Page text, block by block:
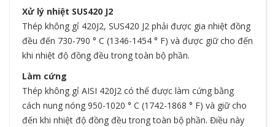
Xử lý nhiệt SUS420 J2
Thép không gỉ 420J2, SUS420 J2 phải được gia nhiệt đồng
đều đến 730-790 ° C (1346-1454 ° F) và được giữ cho đến
khi nhiệt độ đồng đều trong toàn bộ phần.
Làm cứng
Thép không gỉ AISI 420J2 có thể được làm cứng bằng
cách nung nóng 950-1020 ° C (1742-1868 ° F) và giữ cho
đến khi nhiệt độ đồng đều trong toàn bộ phần. Điều này